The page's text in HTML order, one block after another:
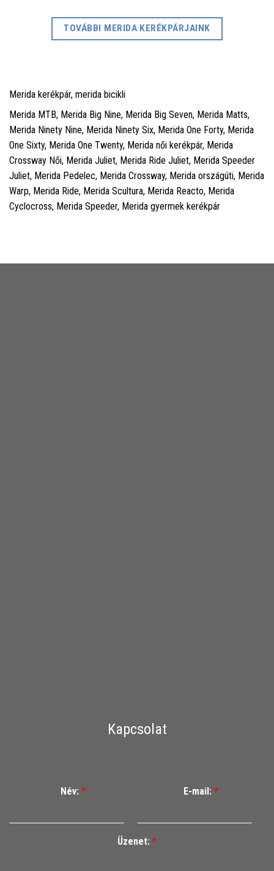
TOVÁBBI MERIDA KERÉKPÁRJAINK
Merida kerékpár, merida bicikli
Merida MTB, Merida Big Nine, Merida Big Seven, Merida Matts,
Merida Ninety Nine, Merida Ninety Six, Merida One Forty, Merida
One Sixty, Merida One Twenty, Merida női kerékpár, Merida
Crossway Női, Merida Juliet, Merida Ride Juliet, Merida Speeder
Juliet, Merida Pedelec, Merida Crossway, Merida országúti, Merida
Warp, Merida Ride, Merida Scultura, Merida Reacto, Merida
Cyclocross, Merida Speeder, Merida gyermek kerékpár
Kapcsolat
Név: * E-mail: *
Üzenet: *